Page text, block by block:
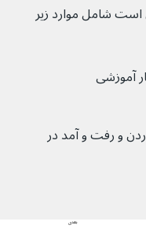
است شامل موارد زیر
آموزشی
و رفت و آمد در
بعدی